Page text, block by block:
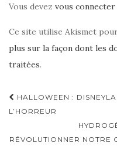
Vous devez vous connecter
Ce site utilise Akismet
plus sur la façon dont les
traitées.
Navigation
d'article
HALLOWEEN :
L’HORREUR
RÉVOLUTIONNER NOTRE